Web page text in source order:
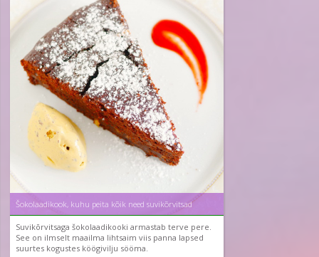
Šokolaadikook, kuhu peita kõik need suvikõrvitsad
Suvikõrvitsaga šokolaadikooki armastab terve pere.
See on ilmselt maailma lihtsaim viis panna lapsed
suurtes kogustes köögivilju sööma.